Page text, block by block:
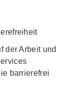
der Arbeit und
barrierefrei